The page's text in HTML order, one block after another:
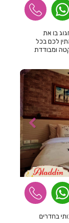
בו את
לכם בכל
ומבודדת
בחדרים